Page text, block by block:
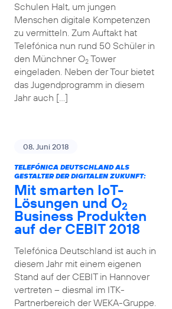
Schulen Halt, um jungen
Menschen digitale Kompetenzen
zu vermitteln. Zum Auftakt hat
Telefónica nun rund 50 Schüler in
den Münchner O2Tower
eingeladen. Neben der Tour bietet
das Jugendprogramm in diesem
Jahr auch […]
08. Juni 2018
TELEFÓNICA DEUTSCHLAND ALS
GESTALTER DER DIGITALEN ZUKUNFT:
Mit smarten IoT-
Lösungen und O2
Business Produkten
auf der CEBIT 2018
Telefónica Deutschland ist auch in
diesem Jahr mit einem eigenen
Stand auf der CEBIT in Hannover
vertreten – diesmal im ITK-
Partnerbereich der WEKA-Gruppe.